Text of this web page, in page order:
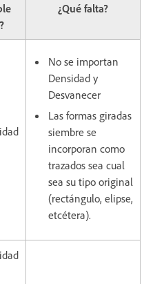
¿Qué falta?
No se importan
Densidad y
Desvanecer
Las formas giradas
siembre se
incorporan como
trazados sea cual
sea su tipo original
(rectángulo, elipse,
etcétera).